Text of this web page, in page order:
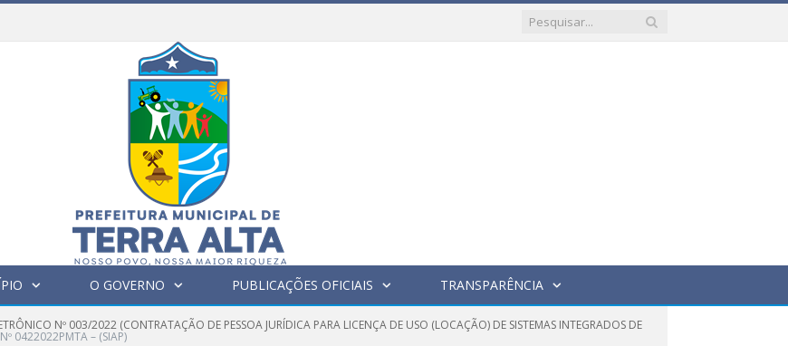
O GOVERNO PUBLICAÇÕES OFICIAIS TRANSPARÊNCIA
Nº 003/2022 (CONTRATAÇÃO DE PESSOA JURÍDICA PARA LICENÇA DE USO (LOCAÇÃO) DE SISTEMAS INTEGRADOS DE
0422022PMTA – (SIAP)